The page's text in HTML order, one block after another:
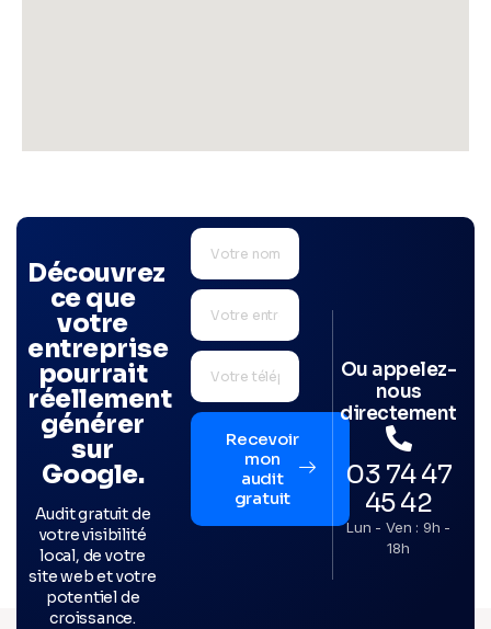
Découvrez
ce que
votre
entreprise
pourrait
réellement
générer
sur
Google.
Audit gratuit de
votre visibilité
local, de votre
site web et votre
potentiel de
croissance.
Recevoir
mon
audit
gratuit
Ou appelez-
nous
directement
03 74 47
45 42
Lun - Ven : 9h -
18h